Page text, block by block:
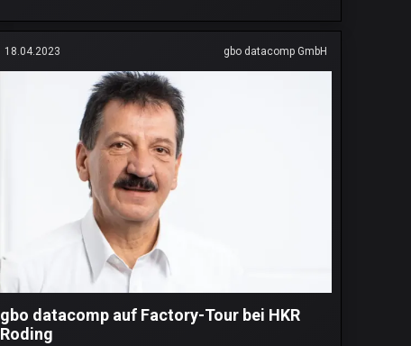
18.04.2023 gbo datacomp GmbH
gbo datacomp auf Factory-Tour bei HKR
Roding